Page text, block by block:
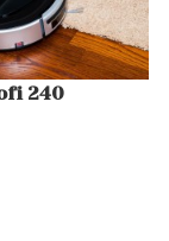
240